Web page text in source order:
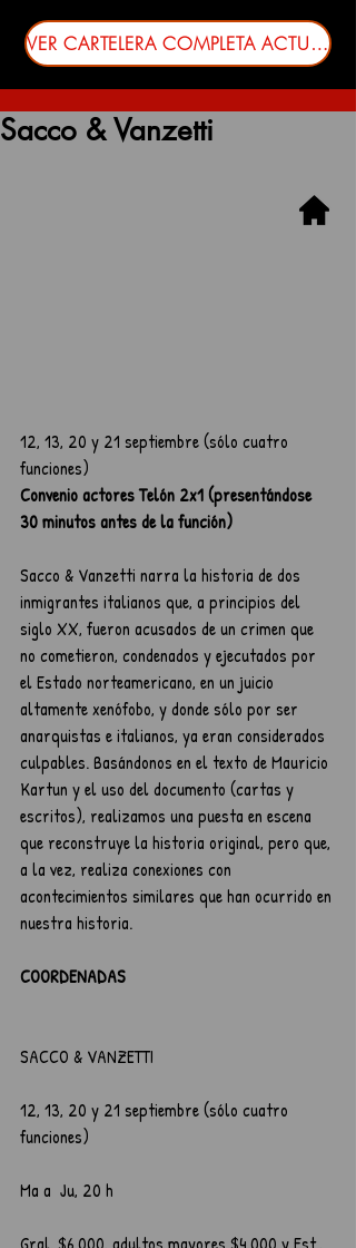
VER CARTELERA COMPLETA ACTUALIZADA
Sacco & Vanzetti
12, 13, 20 y 21 septiembre (sólo cuatro
funciones)
Convenio actores Telón 2x1 (presentándose
30 minutos antes de la función)
Sacco & Vanzetti narra la historia de dos
inmigrantes italianos que, a principios del
siglo XX, fueron acusados de un crimen que
no cometieron, condenados y ejecutados por
el Estado norteamericano, en un juicio
altamente xenófobo, y donde sólo por ser
anarquistas e italianos, ya eran considerados
culpables. Basándonos en el texto de Mauricio
Kartun y el uso del documento (cartas y
escritos), realizamos una puesta en escena
que reconstruye la historia original, pero que,
a la vez, realiza conexiones con
acontecimientos similares que han ocurrido en
nuestra historia.
COORDENADAS
SACCO & VANZETTI
12, 13, 20 y 21 septiembre (sólo cuatro
funciones)
Ma a  Ju, 20 h